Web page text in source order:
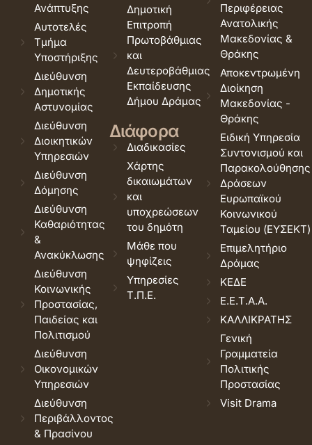
Ανάπτυξης
Αυτοτελές
Τμήμα
Υποστήριξης
Διεύθυνση
Δημοτικής
Αστυνομίας
Διεύθυνση
Διοικητικών
Υπηρεσιών
Διεύθυνση
Δόμησης
Διεύθυνση
Καθαριότητας
&
Ανακύκλωσης
Διεύθυνση
Κοινωνικής
Προστασίας,
Παιδείας και
Πολιτισμού
Διεύθυνση
Οικονομικών
Υπηρεσιών
Διεύθυνση
Περιβάλλοντος
& Πρασίνου
Δημοτική
Επιτροπή
Πρωτοβάθμιας
και
Δευτεροβάθμιας
Εκπαίδευσης
Δήμου Δράμας
Διάφορα
Διαδικασίες
Χάρτης
δικαιωμάτων
και
υποχρεώσεων
του δημότη
Μάθε που
ψηφίζεις
Υπηρεσίες
Τ.Π.Ε.
Περιφέρειας
Ανατολικής
Μακεδονίας &
Θράκης
Αποκεντρωμένη
Διοίκηση
Μακεδονίας -
Θράκης
Ειδική Υπηρεσία
Συντονισμού και
Παρακολούθησης
Δράσεων
Ευρωπαϊκού
Κοινωνικού
Ταμείου (ΕΥΣΕΚΤ)
Επιμελητήριο
Δράμας
ΚΕΔΕ
Ε.Ε.Τ.Α.Α.
ΚΑΛΛΙΚΡΑΤΗΣ
Γενική
Γραμματεία
Πολιτικής
Προστασίας
Visit Drama